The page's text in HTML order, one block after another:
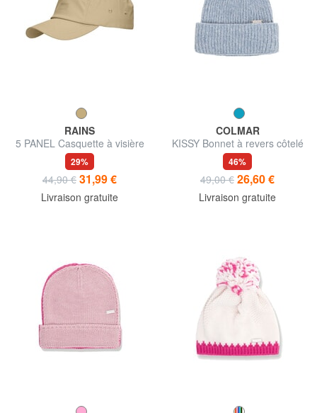
RAINS
5 PANEL Casquette à visière
29%
44,90 € 31,99 €
Livraison gratuite
COLMAR
KISSY Bonnet à revers côtelé
46%
49,00 € 26,60 €
Livraison gratuite